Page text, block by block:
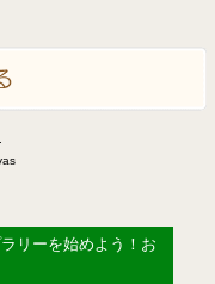
リーを始めよう！お